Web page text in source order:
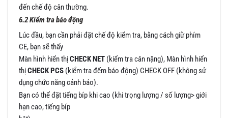
đến chế độ cân thường.
6.2 Kiểm tra báo động
Lúc đầu, bạn cần phải đặt chế độ kiểm tra, bằng cách giữ phím
CE, bạn sẽ thấy
Màn hình hiển thịCHECK NET (kiểm tra cân nặng), Màn hình hiển
thịCHECK PCS (kiểm tra đếm báo động) CHECK OFF (không sử
dụng chức năng cảnh báo).
Bạn có thể đặt tiếng bíp khi cao (khi trọng lượng / số lượng> giới
hạn cao, tiếng bíp